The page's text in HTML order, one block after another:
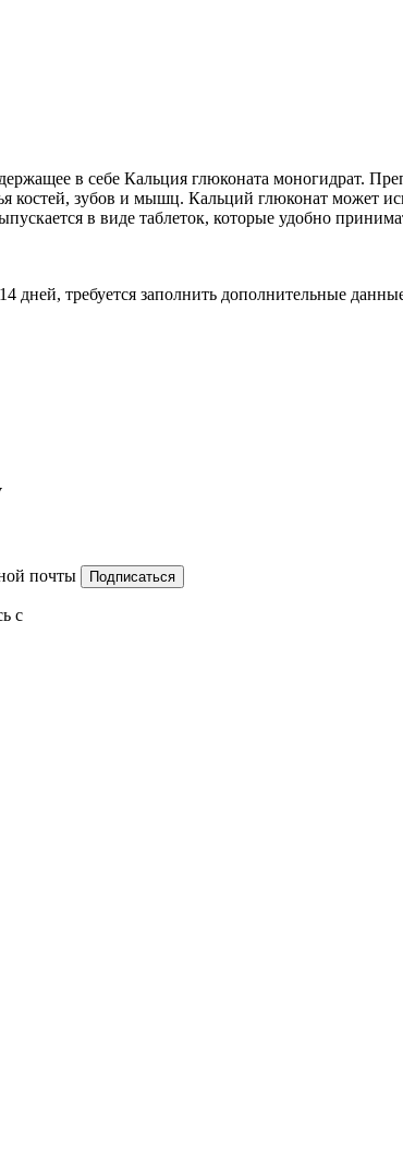
в себе Кальция глюконата моногидрат.
костей, зубов и мышц. Кальций глюконат может
в виде таблеток, которые удобно
дней, требуется заполнить дополнительные
почты Подписаться
с